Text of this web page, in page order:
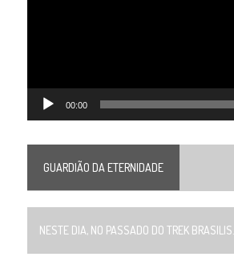
00:00
GUARDIÃO DA ETERNIDADE
NESTE DIA, NO PASSADO DO TREK BRASILIS...